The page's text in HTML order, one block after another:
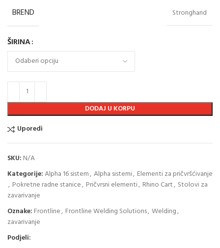
BREND Stronghand
ŠIRINA
DODAJ U KORPU
Uporedi
SKU: N/A
Kategorije:Alpha 16 sistem, Alpha sistemi, Elementi za pričvršćivanje
, Pokretne radne stanice, Pričvrsni elementi, Rhino Cart, Stolovi za
zavarivanje
Oznake: Frontline, Frontline Welding Solutions, Welding,
zavarivanje
Podjeli: